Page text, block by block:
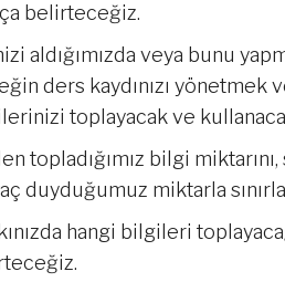
belirteceğiz.
aldığımızda veya bunu
ders kaydınızı
toplayacak ve
topladığımız bilgi
duyduğumuz miktarla
hangi bilgileri